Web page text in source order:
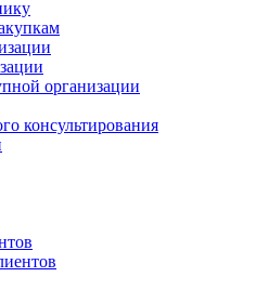
организации
консультирования